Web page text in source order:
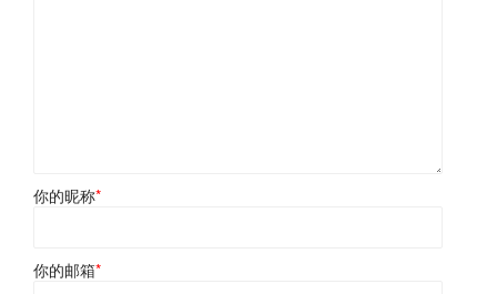
你的昵称*
你的邮箱*